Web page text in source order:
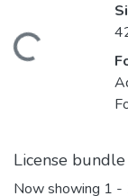
License bundle
Now showing 1 -